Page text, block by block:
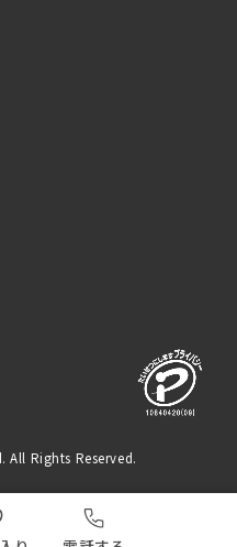
All Rights Reserved.